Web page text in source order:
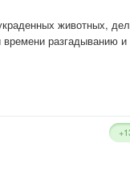
животных,
разгадыванию и